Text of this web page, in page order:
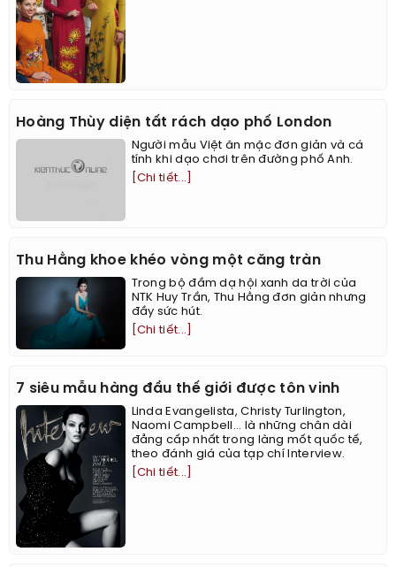
Hoàng Thùy diện tất rách dạo phố London
Người mẫu Việt ăn mặc đơn giản và cá
tính khi dạo chơi trên đường phố Anh.
[Chi tiết...]
Thu Hằng khoe khéo vòng một căng tràn
Trong bộ đầm dạ hội xanh da trời của
NTK Huy Trần, Thu Hằng đơn giản nhưng
đầy sức hút.
[Chi tiết...]
7 siêu mẫu hàng đầu thế giới được tôn vinh
Linda Evangelista, Christy Turlington,
Naomi Campbell... là những chân dài
đẳng cấp nhất trong làng mốt quốc tế,
theo đánh giá của tạp chí Interview.
[Chi tiết...]